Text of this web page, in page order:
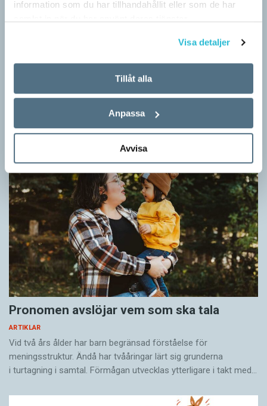
information som du har tillhandahållit eller som de har
Visa detaljer
Tillåt alla
Anpassa
Avvisa
Fler ser kvinnor med nya former
maskulina pluralformer i franskan. Men när sådana ­former
ersätts av dubbel­former som les étudiantes…
Pronomen avslöjar vem som ska tala
ARTIKLAR
Vid två års ålder har barn begränsad förståelse för
meningsstruktur. Ändå har tvååringar lärt sig grunderna
i turtagning i samtal. Förmågan utvecklas ytterligare i takt med…